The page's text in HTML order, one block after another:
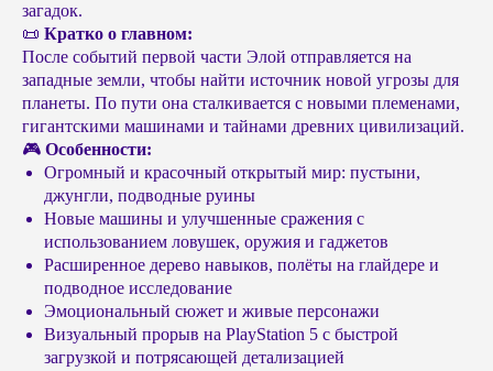
загадок.
📜 Кратко о главном:
После событий первой части Элой отправляется на
западные земли, чтобы найти источник новой угрозы для
планеты. По пути она сталкивается с новыми племенами,
гигантскими машинами и тайнами древних цивилизаций.
🎮 Особенности:
Огромный и красочный открытый мир: пустыни,
джунгли, подводные руины
Новые машины и улучшенные сражения с
использованием ловушек, оружия и гаджетов
Расширенное дерево навыков, полёты на глайдере и
подводное исследование
Эмоциональный сюжет и живые персонажи
Визуальный прорыв на PlayStation 5 с быстрой
загрузкой и потрясающей детализацией
© Headshot — 2024. Все права защищены